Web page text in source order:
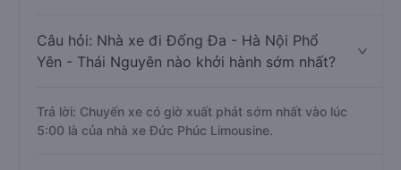
Câu hỏi: Nhà xe đi Đống Đa - Hà Nội Phổ
Yên - Thái Nguyên nào khởi hành sớm nhất?
Trả lời: Chuyến xe có giờ xuất phát sớm nhất vào lúc
5:00 là của nhà xe Đức Phúc Limousine.